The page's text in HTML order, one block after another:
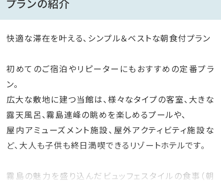
プランの紹介
快適な滞在を叶える、シンプル＆ベストな朝食付プラン
初めてのご宿泊やリピーターにもおすすめの定番プラ
ン。
広大な敷地に建つ当館は、様々なタイプの客室、大きな
露天風呂、霧島連峰の眺めを楽しめるプールや、
屋内アミューズメント施設、屋外アクティビティ施設な
ど、大人も子供も終日満喫できるリゾートホテルです。
霧島の魅力を盛り込んだビュッフェスタイルの食事（朝